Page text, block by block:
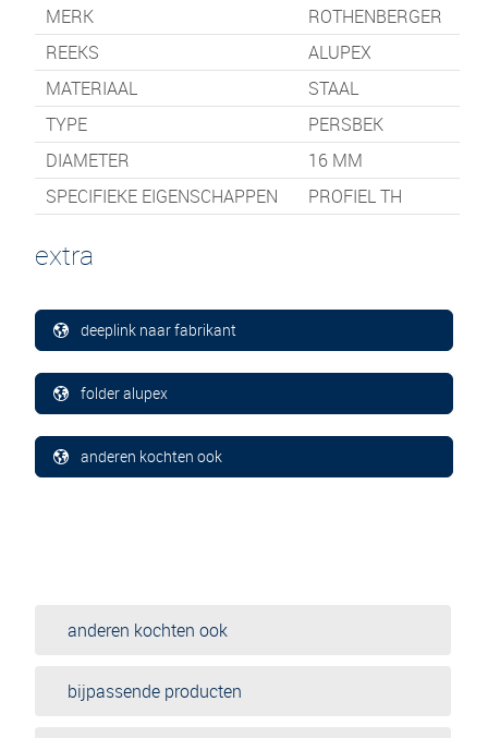
MERK
ROTHENBERGER
REEKS
ALUPEX
MATERIAAL
STAAL
TYPE
PERSBEK
DIAMETER
16 MM
SPECIFIEKE EIGENSCHAPPEN
PROFIEL TH
extra
deeplink naar fabrikant
folder alupex
anderen kochten ook
anderen kochten ook
bijpassende producten